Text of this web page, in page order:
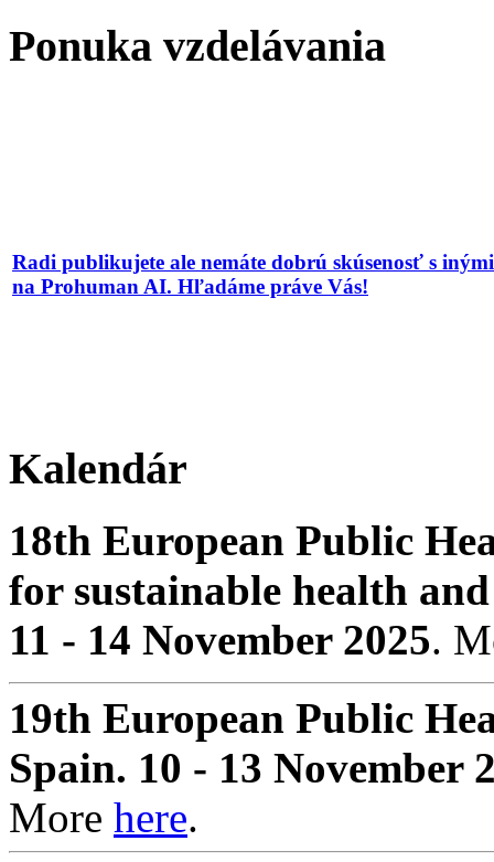
Ponuka vzdelávania
Radi publikujete ale nemáte dobrú skúsenosť s
na Prohuman AI. Hľadáme práve Vás!
Kalendár
18th European Public
for sustainable health
11 - 14 November 2025.
19th European Public
Spain. 10 - 13 November
More here.